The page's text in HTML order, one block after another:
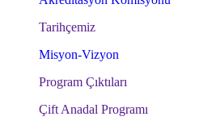
Tarihçemiz
Misyon-Vizyon
Program Çıktıları
Çift Anadal Programı